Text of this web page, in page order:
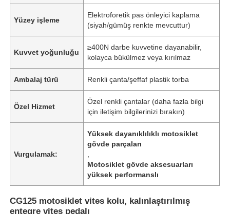
Yüzey işleme
Elektroforetik pas önleyici kaplama
(siyah/gümüş renkte mevcuttur)
Kuvvet yoğunluğu
≥400N darbe kuvvetine dayanabilir,
kolayca bükülmez veya kırılmaz
Ambalaj türü Renkli çanta/şeffaf plastik torba
Özel Hizmet
Özel renkli çantalar (daha fazla bilgi
için iletişim bilgilerinizi bırakın)
Vurgulamak:
Yüksek dayanıklılıklı motosiklet
gövde parçaları
Motosiklet gövde aksesuarları
yüksek performanslı
CG125 motosiklet vites kolu, kalınlaştırılmış
entegre vites pedalı